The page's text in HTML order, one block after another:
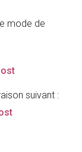
mode de
suivant :